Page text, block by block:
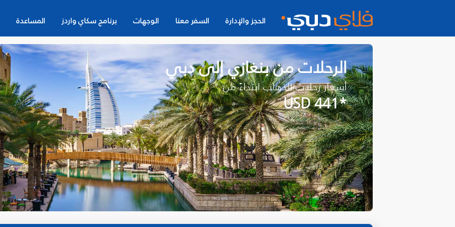
الحجز والإدارة السفر معنا الوجهات برنامج سكاي واردز المساعدة
الرحلات من بنغازي إلى دبي
أسعار رحلات الذهاب ابتداءً من
*USD 441